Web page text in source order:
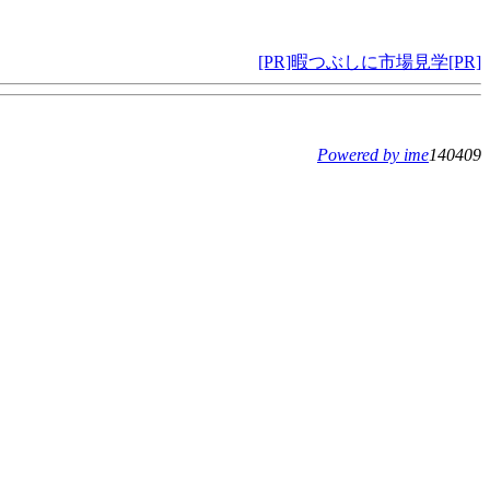
[PR]暇つぶしに市場見学[PR]
Powered by ime140409